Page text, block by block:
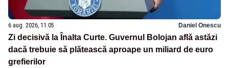
6 aug. 2026, 11:05 Daniel Onescu
Zi decisivă la Înalta Curte. Guvernul Bolojan află astăzi
dacă trebuie să plătească aproape un miliard de euro
grefierilor